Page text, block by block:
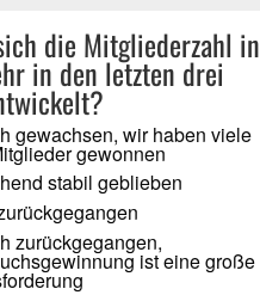
die Mitgliederzahl in
in den letzten drei
gewachsen, wir haben viele
gewonnen
stabil geblieben
zurückgegangen,
ist eine große